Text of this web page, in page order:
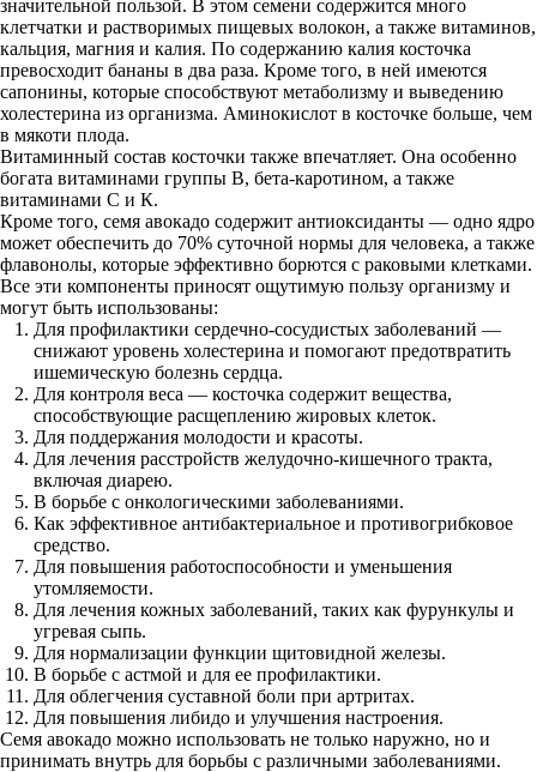
значительной пользой. В этом семени содержится много
клетчатки и растворимых пищевых волокон, а также витаминов,
кальция, магния и калия. По содержанию калия косточка
превосходит бананы в два раза. Кроме того, в ней имеются
сапонины, которые способствуют метаболизму и выведению
холестерина из организма. Аминокислот в косточке больше, чем
в мякоти плода.
Витаминный состав косточки также впечатляет. Она особенно
богата витаминами группы В, бета-каротином, а также
витаминами С и К.
Кроме того, семя авокадо содержит антиоксиданты — одно ядро
может обеспечить до 70% суточной нормы для человека, а также
флавонолы, которые эффективно борются с раковыми клетками.
Все эти компоненты приносят ощутимую пользу организму и
могут быть использованы:
Для профилактики сердечно-сосудистых заболеваний —
снижают уровень холестерина и помогают предотвратить
ишемическую болезнь сердца.
Для контроля веса — косточка содержит вещества,
способствующие расщеплению жировых клеток.
Для поддержания молодости и красоты.
Для лечения расстройств желудочно-кишечного тракта,
включая диарею.
В борьбе с онкологическими заболеваниями.
Как эффективное антибактериальное и противогрибковое
средство.
Для повышения работоспособности и уменьшения
утомляемости.
Для лечения кожных заболеваний, таких как фурункулы и
угревая сыпь.
Для нормализации функции щитовидной железы.
В борьбе с астмой и для ее профилактики.
Для облегчения суставной боли при артритах.
Для повышения либидо и улучшения настроения.
Семя авокадо можно использовать не только наружно, но и
принимать внутрь для борьбы с различными заболеваниями.